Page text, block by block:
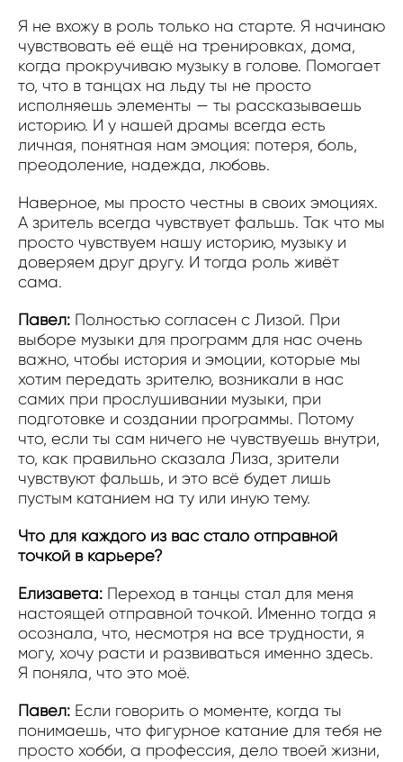
Я не вхожу в роль только на старте. Я начинаю
чувствовать её ещё на тренировках, дома,
когда прокручиваю музыку в голове. Помогает
то, что в танцах на льду ты не просто
исполняешь элементы — ты рассказываешь
историю. И у нашей драмы всегда есть
личная, понятная нам эмоция: потеря, боль,
преодоление, надежда, любовь.
Наверное, мы просто честны в своих эмоциях.
А зритель всегда чувствует фальшь. Так что мы
просто чувствуем нашу историю, музыку и
доверяем друг другу. И тогда роль живёт
сама.
Павел: Полностью согласен с Лизой. При
выборе музыки для программ для нас очень
важно, чтобы история и эмоции, которые мы
хотим передать зрителю, возникали в нас
самих при прослушивании музыки, при
подготовке и создании программы. Потому
что, если ты сам ничего не чувствуешь внутри,
то, как правильно сказала Лиза, зрители
чувствуют фальшь, и это всё будет лишь
пустым катанием на ту или иную тему.
Что для каждого из вас стало отправной
точкой в карьере?
Елизавета: Переход в танцы стал для меня
настоящей отправной точкой. Именно тогда я
осознала, что, несмотря на все трудности, я
могу, хочу расти и развиваться именно здесь.
Я поняла, что это моё.
Павел: Если говорить о моменте, когда ты
понимаешь, что фигурное катание для тебя не
просто хобби, а профессия, дело твоей жизни,